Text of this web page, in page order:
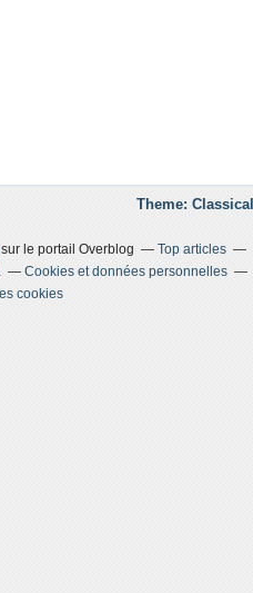
Theme:
sur le portail Overblog
Top articles
Cookies et données personnelles
cookies